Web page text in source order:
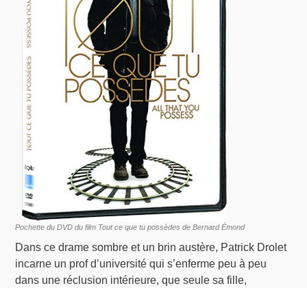
Pochette du DVD du film Tout ce que tu possèdes de Bernard Émond
Dans ce drame sombre et un brin austère, Patrick Drolet
incarne un prof d’université qui s’enferme peu à peu
dans une réclusion intérieure, que seule sa fille,